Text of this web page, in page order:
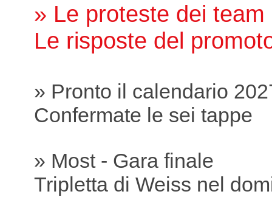
» Le proteste dei
Le risposte del
» Pronto il calendario
Confermate le sei tappe
» Most - Gara finale
Tripletta di Weiss nel